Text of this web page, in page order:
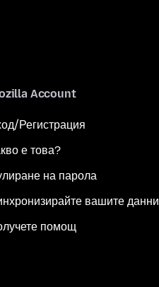
Account
Регистрация
е това?
на парола
вашите данни
помощ